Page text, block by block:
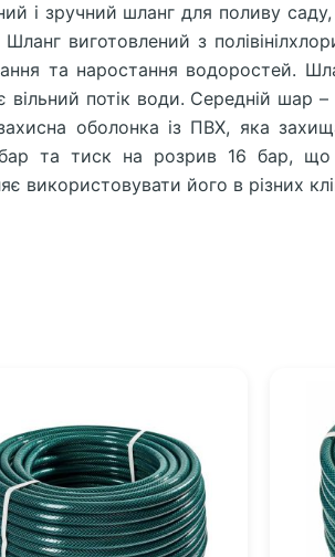
і зручний шланг для поливу
виготовлений з
та наростання водоростей.
потік води. Середній шар
оболонка із ПВХ, яка
та тиск на розрив 16 бар, що
використовувати його в різних